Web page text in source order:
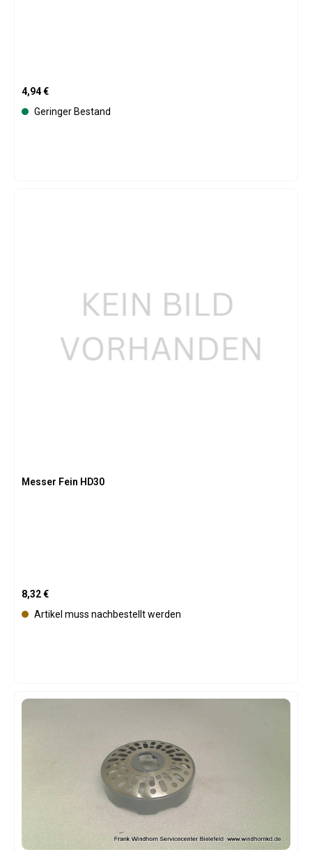
Regulärer Preis:
4,94 €
Geringer Bestand
Messer Fein HD30
Regulärer Preis:
8,32 €
Artikel muss nachbestellt werden